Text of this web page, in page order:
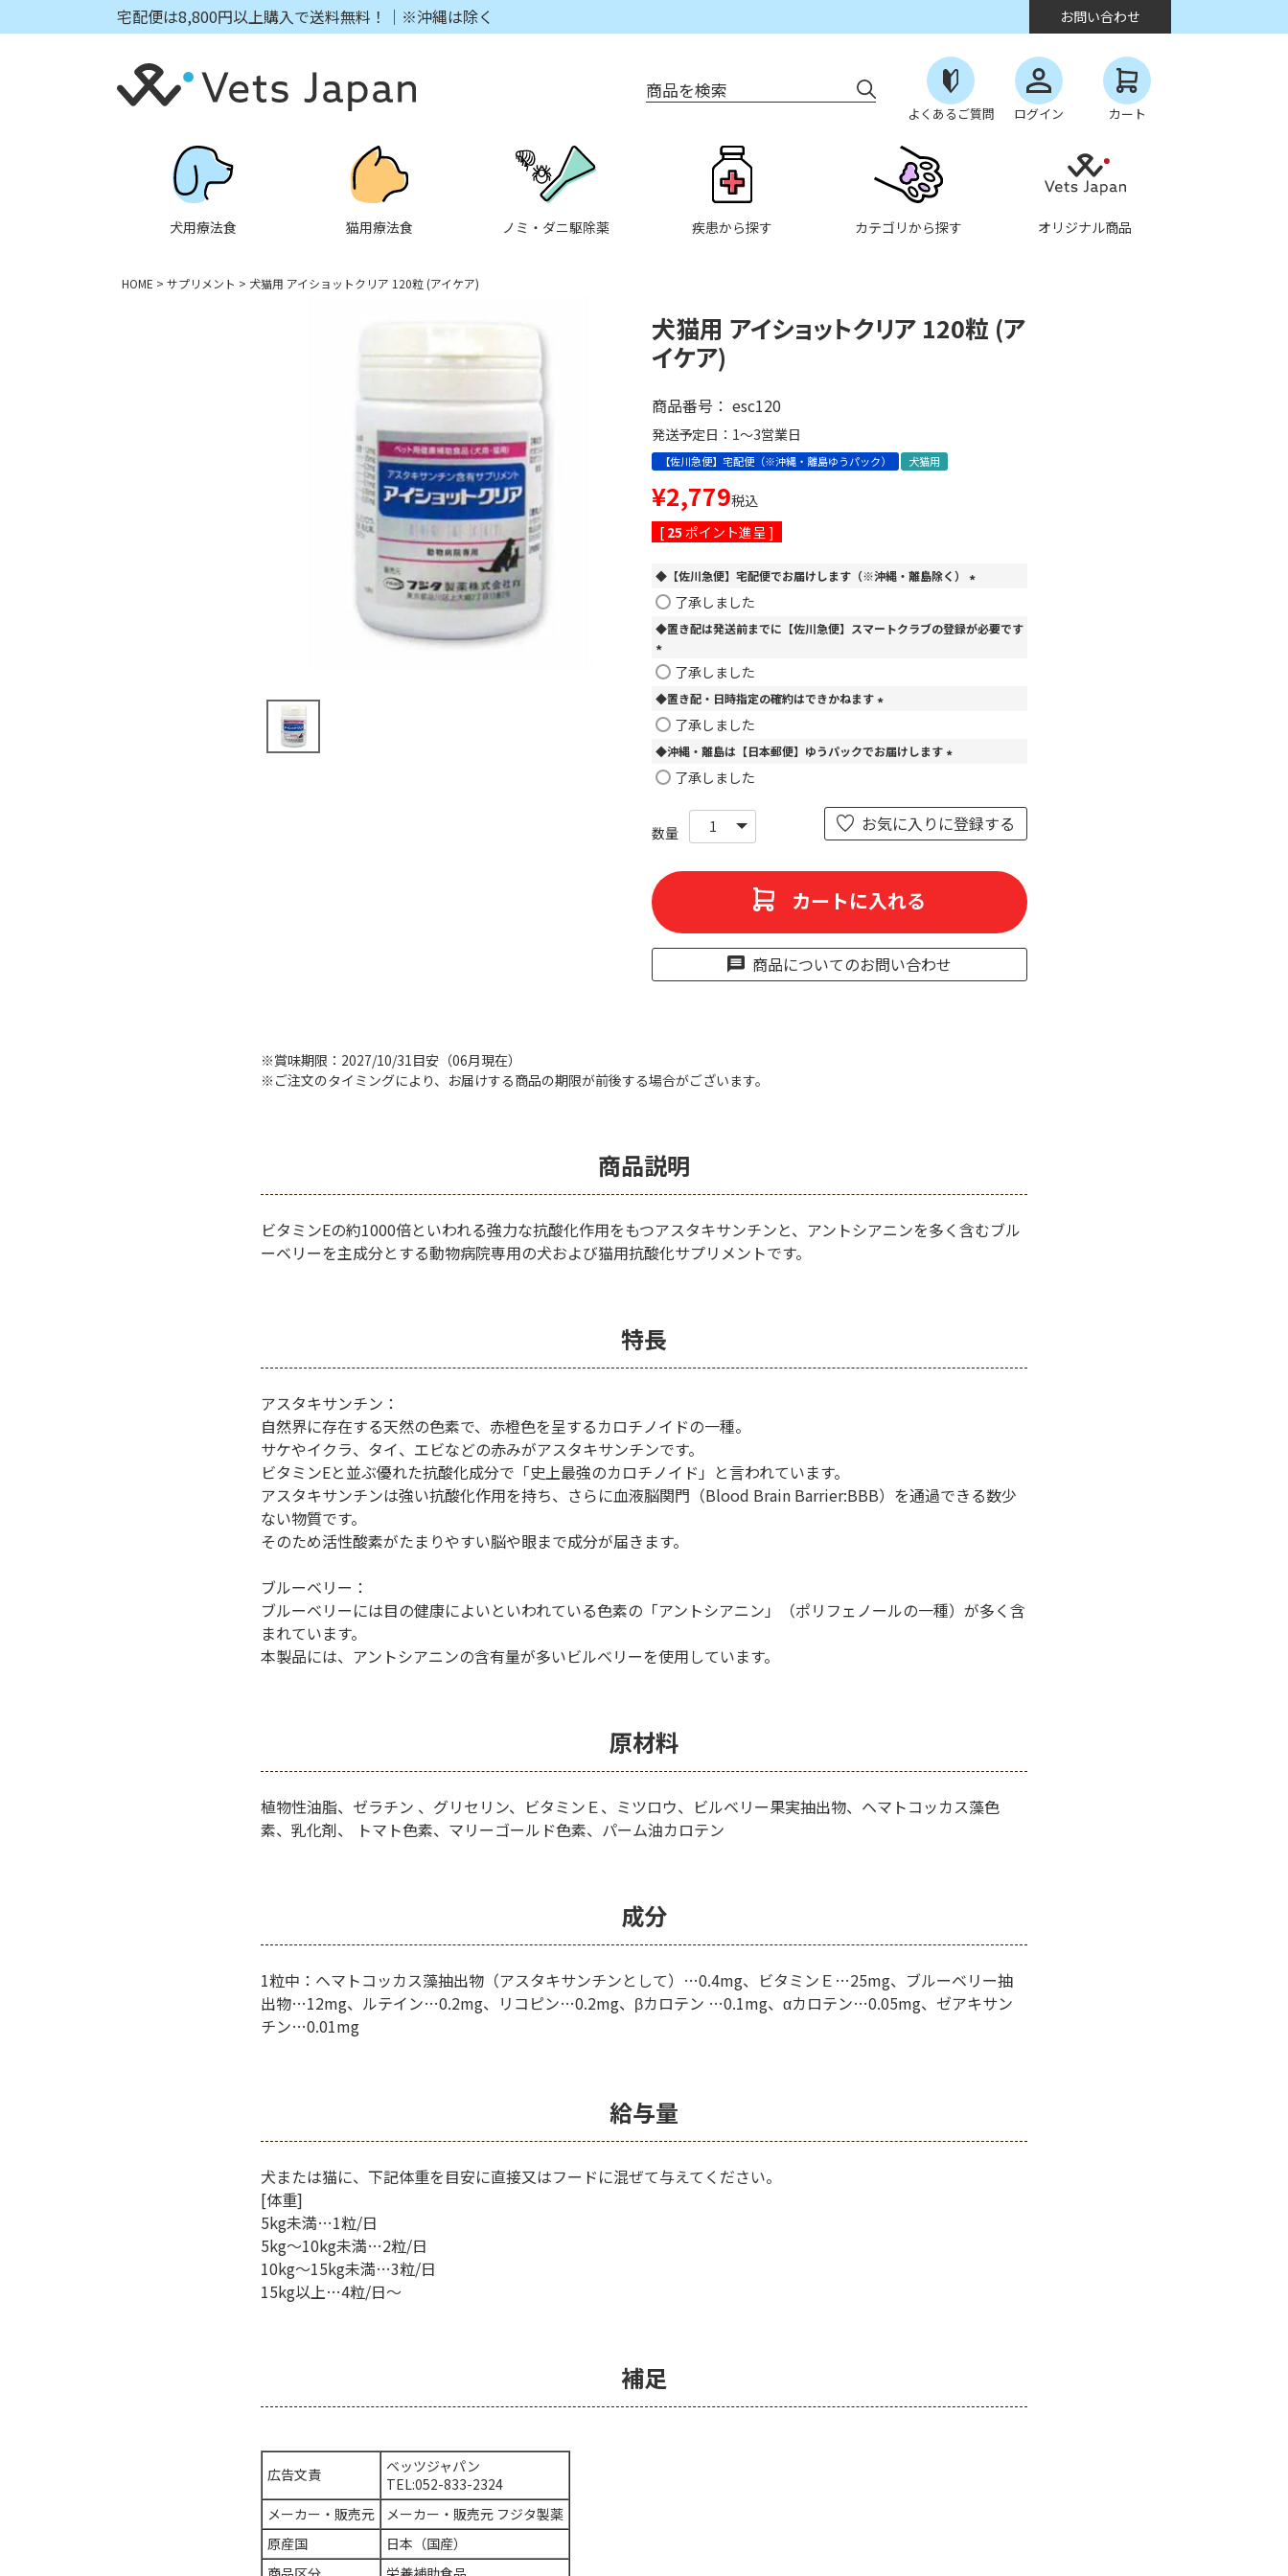
宅配便は8,800円以上購入で送料無料！｜※沖縄は除く お問い合わせ
商品を検索
よくあるご質問 ログイン カート
犬用療法食 猫用療法食 ノミ・ダニ駆除薬 疾患から探す カテゴリから探す オリジナル商品
HOME サプリメント 犬猫用 アイショットクリア 120粒 (アイケア)
犬猫用 アイショットクリア 120粒 (ア
イケア)
商品番号 esc120
発送予定日：1～3営業日
【佐川急便】宅配便（※沖縄・離島ゆうパック） 犬猫用
¥2,779税込
[ 25 ポイント進呈 ]
◆【佐川急便】宅配便でお届けします（※沖縄・離島除く）
須
了承しました
◆置き配は発送前までに【佐川急便】スマートクラブの登録が必要です
(
必
須
)
了承しました
◆置き配・日時指定の確約はできかねます
須
了承しました
◆沖縄・離島は【日本郵便】ゆうパックでお届けします
須
)
了承しました
お気に入りに登録する
カートに入れる
商品についてのお問い合わせ
※賞味期限：2027/10/31目安（06月現在）
※ご注文のタイミングにより、お届けする商品の期限が前後する場合がございます。
商品説明
ビタミンEの約1000倍といわれる強力な抗酸化作用をもつアスタキサンチンと、アントシアニンを多く含むブル
ーベリーを主成分とする動物病院専用の犬および猫用抗酸化サプリメントです。
特長
アスタキサンチン：
自然界に存在する天然の色素で、赤橙色を呈するカロチノイドの一種。
サケやイクラ、タイ、エビなどの赤みがアスタキサンチンです。
ビタミンEと並ぶ優れた抗酸化成分で「史上最強のカロチノイド」と言われています。
アスタキサンチンは強い抗酸化作用を持ち、さらに血液脳関門（Blood Brain Barrier:BBB）を通過できる数少
ない物質です。
そのため活性酸素がたまりやすい脳や眼まで成分が届きます。
ブルーベリー：
ブルーベリーには目の健康によいといわれている色素の「アントシアニン」（ポリフェノールの一種）が多く含
まれています。
本製品には、アントシアニンの含有量が多いビルベリーを使用しています。
原材料
植物性油脂、ゼラチン 、グリセリン、ビタミンＥ、ミツロウ、ビルベリー果実抽出物、ヘマトコッカス藻色
素、乳化剤、 トマト色素、マリーゴールド色素、パーム油カロテン
成分
1粒中：ヘマトコッカス藻抽出物（アスタキサンチンとして）…0.4mg、ビタミンＥ…25mg、ブルーベリー抽
出物…12mg、ルテイン…0.2mg、リコピン…0.2mg、βカロテン …0.1mg、αカロテン…0.05mg、ゼアキサン
チン…0.01mg
給与量
犬または猫に、下記体重を目安に直接又はフードに混ぜて与えてください。
[体重]
5kg未満…1粒/日
5kg～10kg未満…2粒/日
10kg～15kg未満…3粒/日
15kg以上…4粒/日～
補足
広告文責
ベッツジャパン
TEL:052-833-2324
メーカー・販売元
メーカー・販売元 フジタ製薬
原産国
日本（国産）